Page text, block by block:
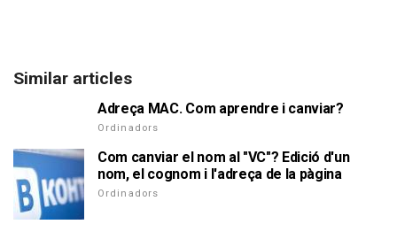
Similar articles
Adreça MAC. Com aprendre i canviar?
Ordinadors
Com canviar el nom al "VC"? Edició d'un
nom, el cognom i l'adreça de la pàgina
Ordinadors